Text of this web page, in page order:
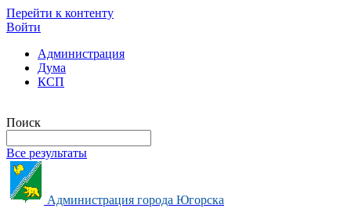
Перейти к контенту
Войти
Администрация
Дума
КСП
Поиск
Все результаты
Администрация города Югорска